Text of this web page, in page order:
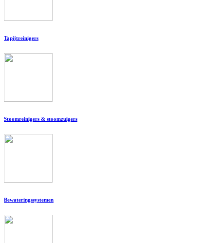
Tapijtreinigers
Stoomreinigers & stoomzuigers
Bewateringssystemen